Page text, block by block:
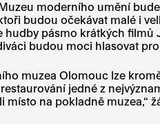
moderního umění
budou očekávat malé i
hudby pásmo krátkých filmů
budou moci hlasovat
muzea Olomouc lze
jedné z
místo na pokladně muzea,“